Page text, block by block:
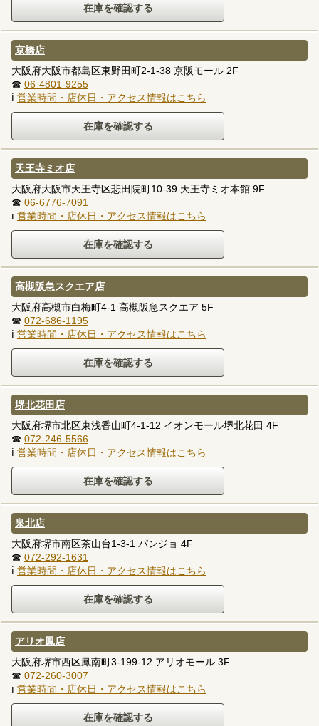
京橋店
大阪府大阪市都島区東野田町2-1-38 京阪モール 2F
☎ 06-4801-9255
ℹ 営業時間・店休日・アクセス情報はこちら
天王寺ミオ店
大阪府大阪市天王寺区悲田院町10-39 天王寺ミオ本館 9F
☎ 06-6776-7091
ℹ 営業時間・店休日・アクセス情報はこちら
高槻阪急スクエア店
大阪府高槻市白梅町4-1 高槻阪急スクエア 5F
☎ 072-686-1195
ℹ 営業時間・店休日・アクセス情報はこちら
堺北花田店
大阪府堺市北区東浅香山町4-1-12 イオンモール堺北花田 4F
☎ 072-246-5566
ℹ 営業時間・店休日・アクセス情報はこちら
泉北店
大阪府堺市南区茶山台1-3-1 パンジョ 4F
☎ 072-292-1631
ℹ 営業時間・店休日・アクセス情報はこちら
アリオ鳳店
大阪府堺市西区鳳南町3-199-12 アリオモール 3F
☎ 072-260-3007
ℹ 営業時間・店休日・アクセス情報はこちら